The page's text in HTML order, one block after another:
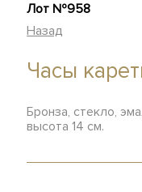
Лот №958
Назад
Часы
Бронза, стекло,
высота 14 см.